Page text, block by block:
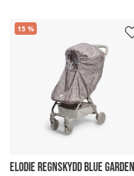
15
ELODIE REGNSKYDD BLUE GARDEN